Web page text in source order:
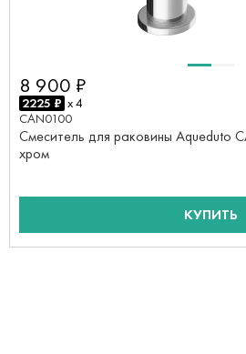
8 900 ₽
2225 ₽ x 4
CAN0100
Смеситель для раковины Aqueduto
хром
КУПИТЬ